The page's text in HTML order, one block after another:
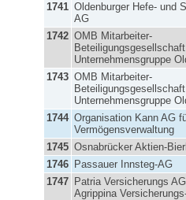
1741 Oldenburger Hefe- und
AG
1742 OMB Mitarbeiter-
Unternehmensgruppe
1743 OMB Mitarbeiter-
Unternehmensgruppe
1744 Organisation Kann AG
Vermögensverwaltung
1745 Osnabrücker Aktien-
1746 Passauer Innsteg-AG
1747 Patria Versicherungs
Agrippina